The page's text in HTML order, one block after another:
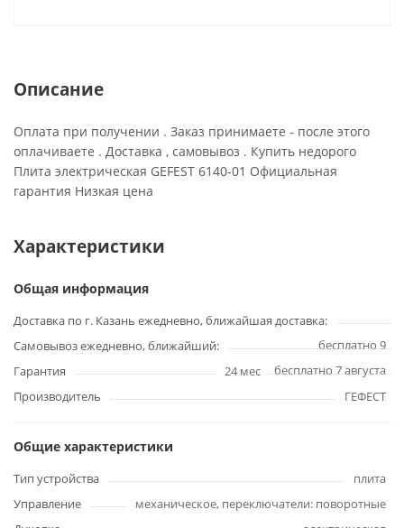
Описание
Оплата при получении . Заказ принимаете - после этого
оплачиваете . Доставка , самовывоз . Купить недорого
Плита электрическая GEFEST 6140-01 Официальная
гарантия Низкая цена
Характеристики
Общая информация
Доставка по г. Казань ежедневно, ближайшая доставка:
бесплатно 9
Самовывоз ежедневно, ближайший:
бесплатно 7 августа
Гарантия
24 мес
Производитель
ГЕФЕСТ
Общие характеристики
Тип устройства
плита
Управление
механическое, переключатели: поворотные